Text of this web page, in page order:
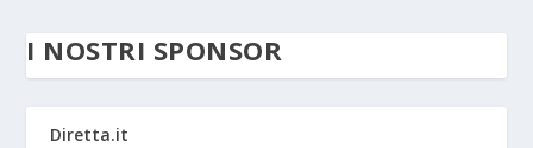
I NOSTRI SPONSOR
Diretta.it